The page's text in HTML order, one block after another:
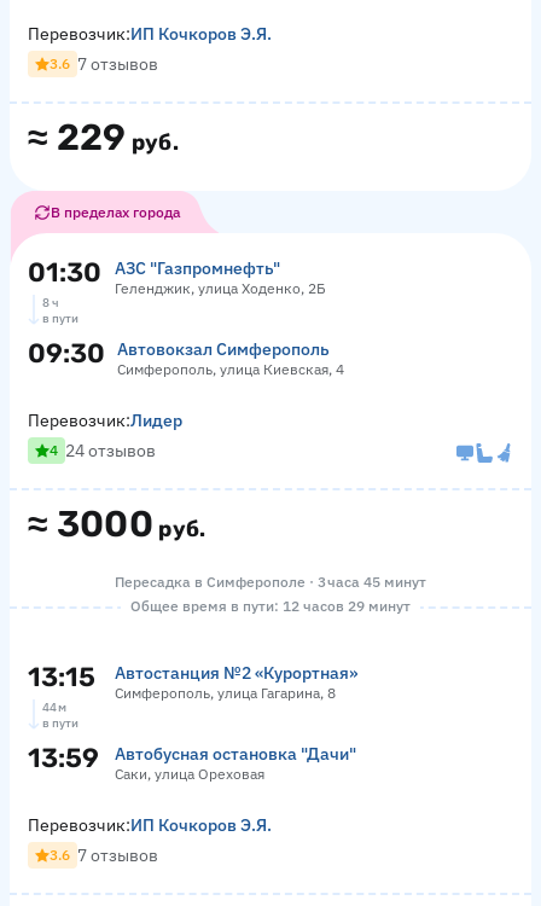
≈ 229 руб.
Перевозчик:ИП Кочкоров Э.Я.
3.6 7 отзывов
В пределах города
01:30 АЗС "Газпромнефть"
Геленджик, улица Ходенко, 2Б
8 ч
в пути
09:30 Автовокзал Симферополь
Симферополь, улица Киевская, 4
≈ 3000 руб.
Перевозчик:Лидер
4 24 отзывов
Пересадка в Симферополе · 3 часа 45 минут
Общее время в пути: 12 часов 29 минут
13:15 Автостанция №2 «Курортная»
Симферополь, улица Гагарина, 8
44 м
в пути
13:59 Автобусная остановка "Дачи"
Саки, улица Ореховая
Перевозчик:ИП Кочкоров Э.Я.
3.6 7 отзывов